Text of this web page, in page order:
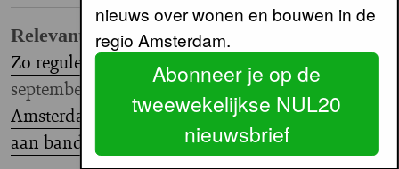
Relevante links:
Zo reguleert Groningen de verkamering
(NUL20,
september 2019)
Amsterdam wil verkamering woningvoorraad
aan banden leggen
(NUL20, 07-06-2019)
nieuws over wonen en bouwen in de
regio Amsterdam.
Abonneer je op de
tweewekelijkse NUL20
nieuwsbrief